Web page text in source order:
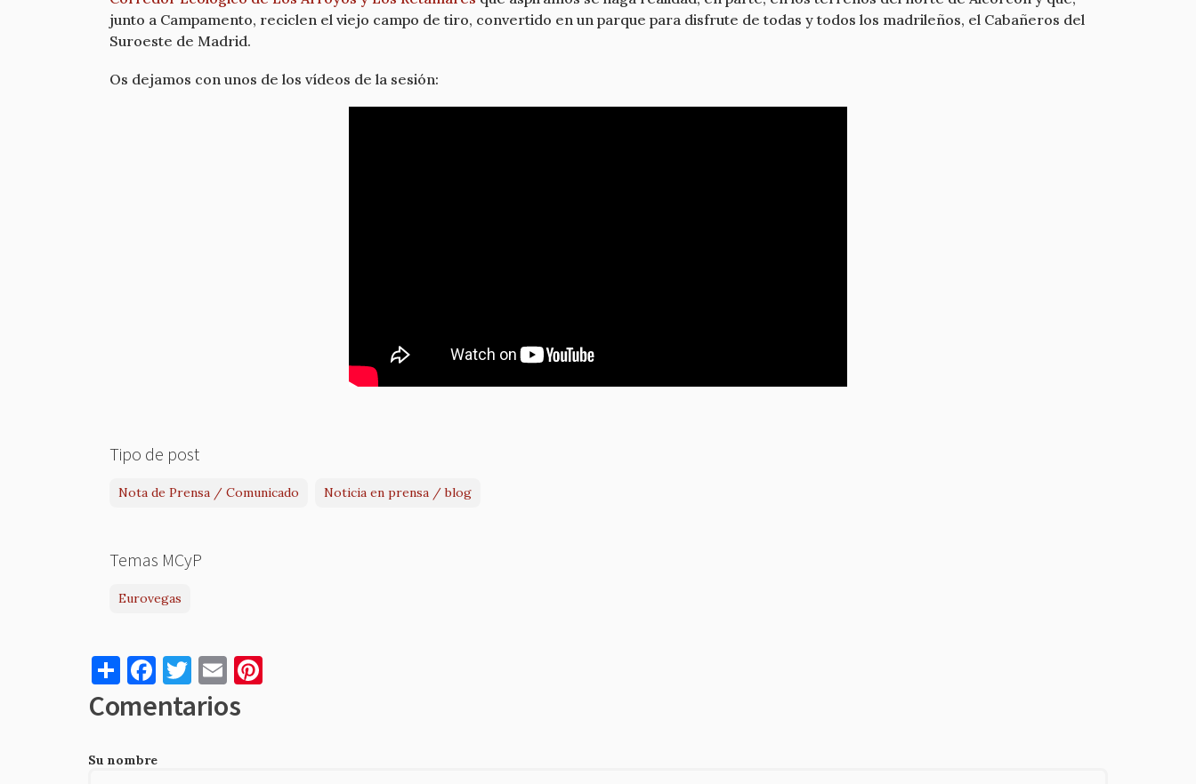
junto a Campamento, reciclen el viejo campo de tiro, convertido en un parque para disfrute de todas y todos los madrileños, el Cabañeros del
Suroeste de Madrid.
Os dejamos con unos de los vídeos de la sesión:
Tipo de post
Nota de Prensa / Comunicado Noticia en prensa / blog
Temas MCyP
Eurovegas
S
h
ar
e
F
a
c
e
T
w
it
E
m
ai
Comentarios
Su nombre